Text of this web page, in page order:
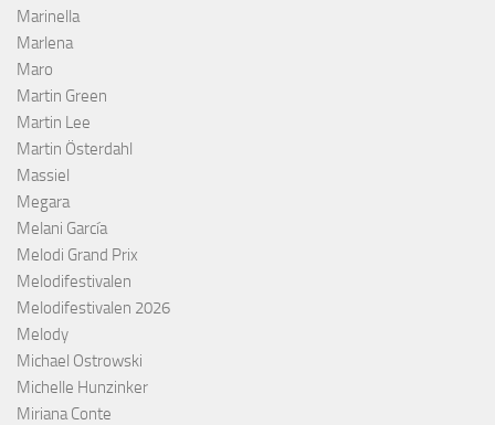
Marinella
Marlena
Maro
Martin Green
Martin Lee
Martin Österdahl
Massiel
Megara
Melani García
Melodi Grand Prix
Melodifestivalen
Melodifestivalen 2026
Melody
Michael Ostrowski
Michelle Hunzinker
Miriana Conte